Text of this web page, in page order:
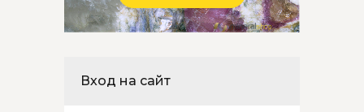
Вход на сайт